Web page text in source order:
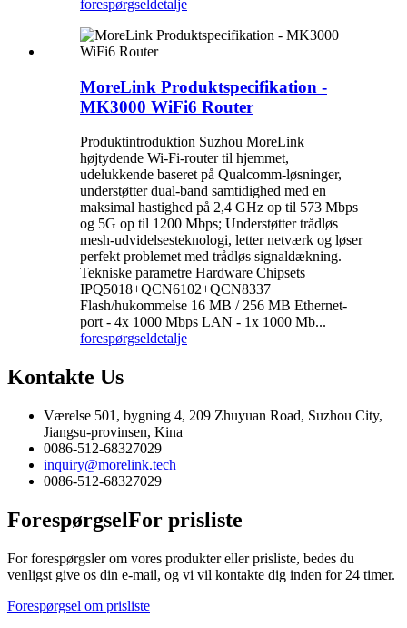
forespørgsel detalje
MoreLink Produktspecifikation -
MK3000 WiFi6 Router
Produktintroduktion Suzhou MoreLink
højtydende Wi-Fi-router til hjemmet,
udelukkende baseret på Qualcomm-løsninger,
understøtter dual-band samtidighed med en
maksimal hastighed på 2,4 GHz op til 573 Mbps
og 5G op til 1200 Mbps; Understøtter trådløs
mesh-udvidelsesteknologi, letter netværk og løser
perfekt problemet med trådløs signaldækning.
Tekniske parametre Hardware Chipsets
IPQ5018+QCN6102+QCN8337
Flash/hukommelse 16 MB / 256 MB Ethernet-
port - 4x 1000 Mbps LAN - 1x 1000 Mb...
forespørgseldetalje
Kontakte Us
Værelse 501, bygning 4, 209 Zhuyuan Road, Suzhou City,
Jiangsu-provinsen, Kina
0086-512-68327029
inquiry@morelink.tech
0086-512-68327029
ForespørgselFor prisliste
For forespørgsler om vores produkter eller prisliste, bedes du
venligst give os din e-mail, og vi vil kontakte dig inden for 24 timer.
Forespørgsel om prisliste